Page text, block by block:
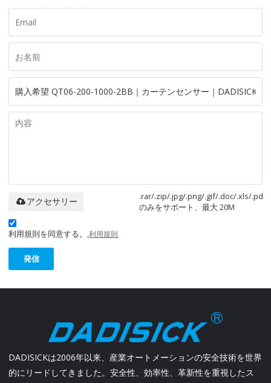
.rar/.zip/.jpg/.png/.gif/.doc/.xls/.pdf
のみをサポート、最大 20M
アクセサリー
利用規則を同意する。,利用規則
発信
DADISICKは2006年以来、産業オートメーションの安全技術を世界
的にリードしてきました。安全性、効率性、革新性を重視したス